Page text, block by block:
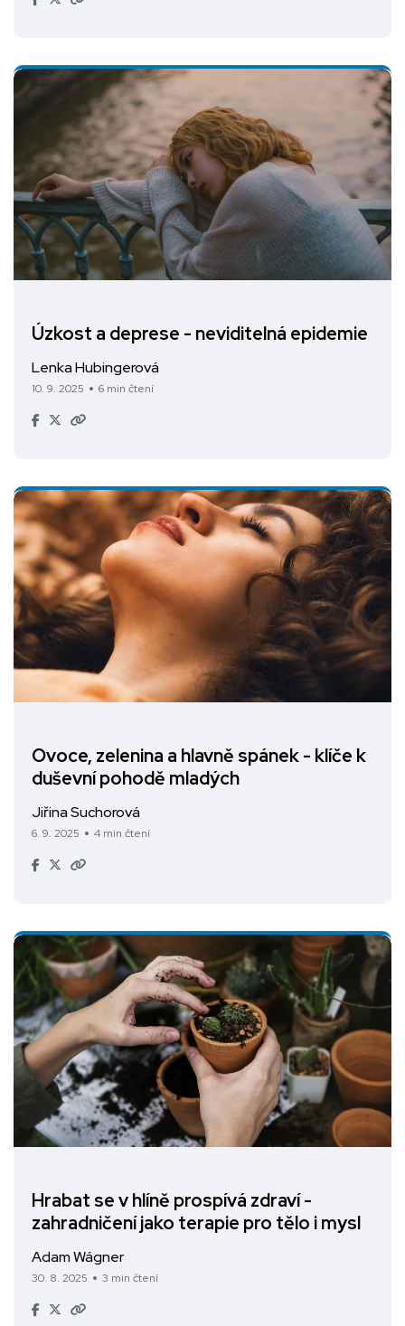
Úzkost a deprese - neviditelná epidemie
Lenka Hubingerová
10. 9. 2025 6 min čtení
Ovoce, zelenina a hlavně spánek - klíče k
duševní pohodě mladých
Jiřina Suchorová
6. 9. 2025 4 min čtení
Hrabat se v hlíně prospívá zdraví -
zahradničení jako terapie pro tělo i mysl
Adam Wágner
30. 8. 2025 3 min čtení